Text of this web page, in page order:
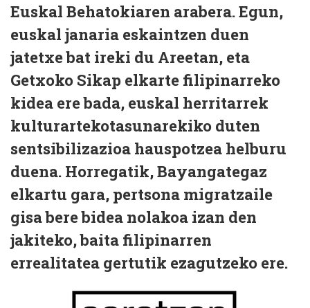
Euskal Behatokiaren arabera. Egun,
euskal janaria eskaintzen duen
jatetxe bat ireki du Areetan, eta
Getxoko Sikap elkarte filipinarreko
kidea ere bada, euskal herritarrek
kulturartekotasunarekiko duten
sentsibilizazioa hauspotzea helburu
duena. Horregatik, Bayangategaz
elkartu gara, pertsona migratzaile
gisa bere bidea nolakoa izan den
jakiteko, baita filipinarren
errealitatea gertutik ezagutzeko ere.